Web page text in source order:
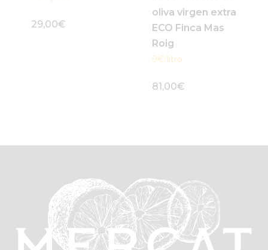
29,00€
oliva virgen extra
ECO Finca Mas
Roig
9€/litro
81,00€